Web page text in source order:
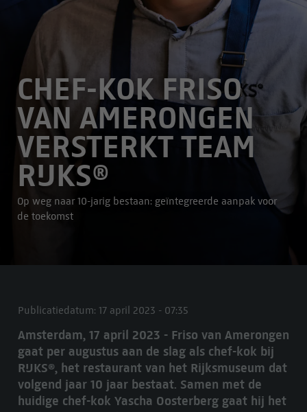
CHEF-KOK FRISO
VAN AMERONGEN
VERSTERKT TEAM
RIJKS®
Op weg naar 10-jarig bestaan: geïntegreerde aanpak voor
de toekomst
Publicatiedatum: 17 april 2023 - 07:35
Amsterdam, 17 april 2023 - Friso van Amerongen
gaat per augustus aan de slag als chef-kok bij
RIJKS®, het restaurant van het Rijksmuseum dat
volgend jaar 10 jaar bestaat. Samen met de
huidige chef-kok Yascha Oosterberg gaat hij het